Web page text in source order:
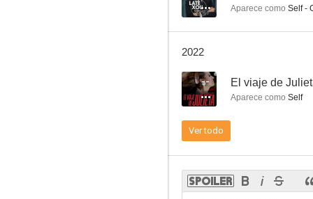
Preciosa
Aparece como Self -
2022
-- El viaje de
Aparece como Self
Ver todo